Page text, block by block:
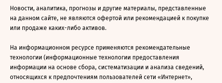
Новости, аналитика, прогнозы и другие материалы, представленные
на данном сайте, не являются офертой или рекомендацией к покупке
или продаже каких-либо активов.
На информационном ресурсе применяются рекомендательные
технологии (информационные технологии предоставления
информации на основе сбора, систематизации и анализа сведений,
относящихся к предпочтениям пользователей сети «Интернет»,